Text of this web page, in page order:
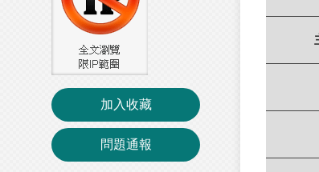
加入收藏
問題通報